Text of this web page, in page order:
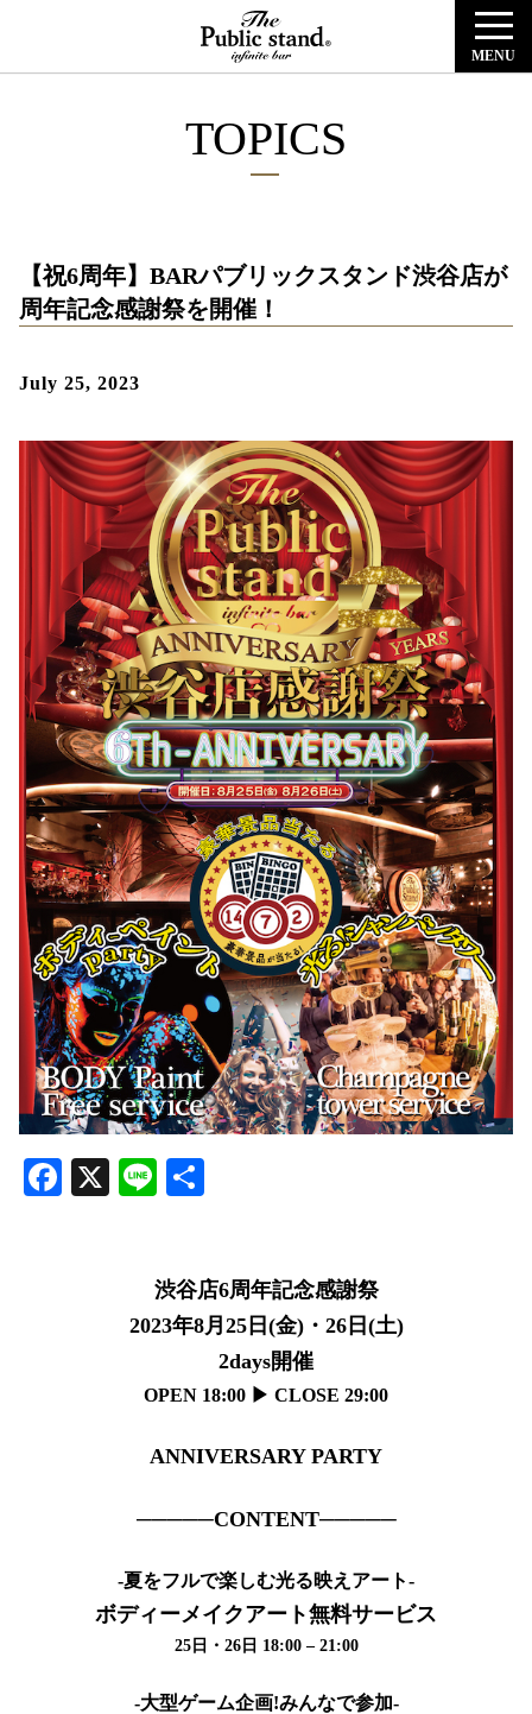
MENU
TOPICS
【祝6周年】BARパブリックスタンド渋谷店が
周年記念感謝祭を開催！
July 25, 2023
Facebook
X Line
渋谷店6周年記念感謝祭
2023年8月25日(金)・26日(土)
2days開催
OPEN 18:00 ▶︎ CLOSE 29:00
ANNIVERSARY PARTY
─────CONTENT─────
-夏をフルで楽しむ光る映えアート-
ボディーメイクアート無料サービス
25日・26日 18:00 – 21:00
-大型ゲーム企画!みんなで参加-